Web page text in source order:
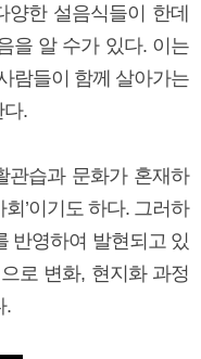
양한 설음식들이 한데
을 알 수가 있다. 이는
람들이 함께 살아가는
다.
관습과 문화가 혼재하
’이기도 하다. 그러하
반영하여 발현되고 있
로 변화, 현지화 과정
.